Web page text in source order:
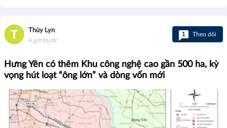
Thùy Lyn
4 giờ trước
1 Theo dõi
Hưng Yên có thêm Khu công nghệ cao gần 500 ha, kỳ
vọng hút loạt “ông lớn” và dòng vốn mới